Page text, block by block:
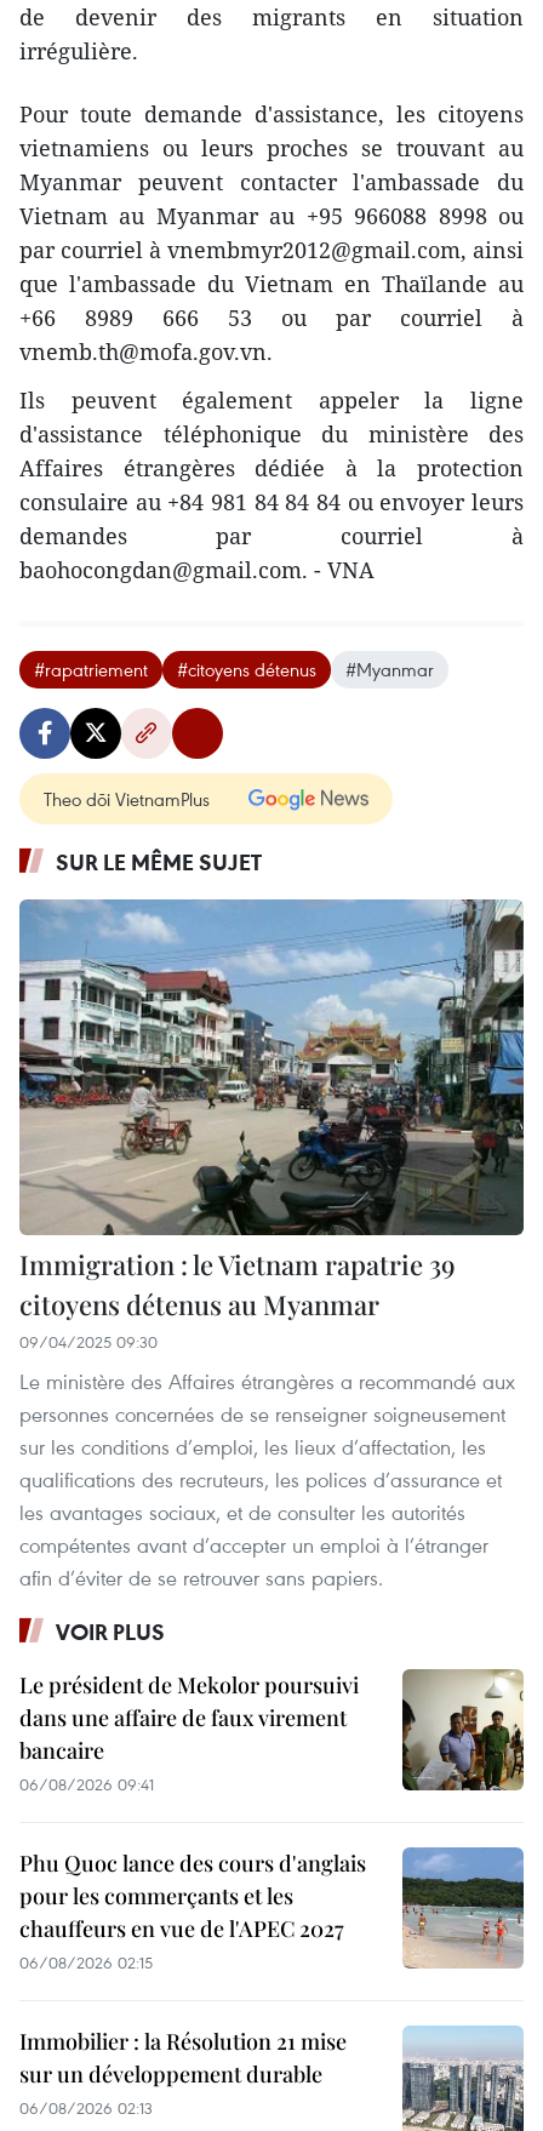
de devenir des migrants en situation
irrégulière.
Pour toute demande d'assistance, les citoyens
vietnamiens ou leurs proches se trouvant au
Myanmar peuvent contacter l'ambassade du
Vietnam au Myanmar au +95 966088 8998 ou
par courriel à vnembmyr2012@gmail.com, ainsi
que l'ambassade du Vietnam en Thaïlande au
+66 8989 666 53 ou par courriel à
vnemb.th@mofa.gov.vn.
Ils peuvent également appeler la ligne
d'assistance téléphonique du ministère des
Affaires étrangères dédiée à la protection
consulaire au +84 981 84 84 84 ou envoyer leurs
demandes par courriel à
baohocongdan@gmail.com. - VNA
#rapatriement #citoyens détenus #Myanmar
Theo dõi VietnamPlus
SUR LE MÊME SUJET
Immigration : le Vietnam rapatrie 39
citoyens détenus au Myanmar
09/04/2025 09:30
Le ministère des Affaires étrangères a recommandé aux
personnes concernées de se renseigner soigneusement
sur les conditions d’emploi, les lieux d’affectation, les
qualifications des recruteurs, les polices d’assurance et
les avantages sociaux, et de consulter les autorités
compétentes avant d’accepter un emploi à l’étranger
afin d’éviter de se retrouver sans papiers.
VOIR PLUS
Le président de Mekolor poursuivi
dans une affaire de faux virement
bancaire
06/08/2026 09:41
Phu Quoc lance des cours d'anglais
pour les commerçants et les
chauffeurs en vue de l'APEC 2027
06/08/2026 02:15
Immobilier : la Résolution 21 mise
sur un développement durable
06/08/2026 02:13